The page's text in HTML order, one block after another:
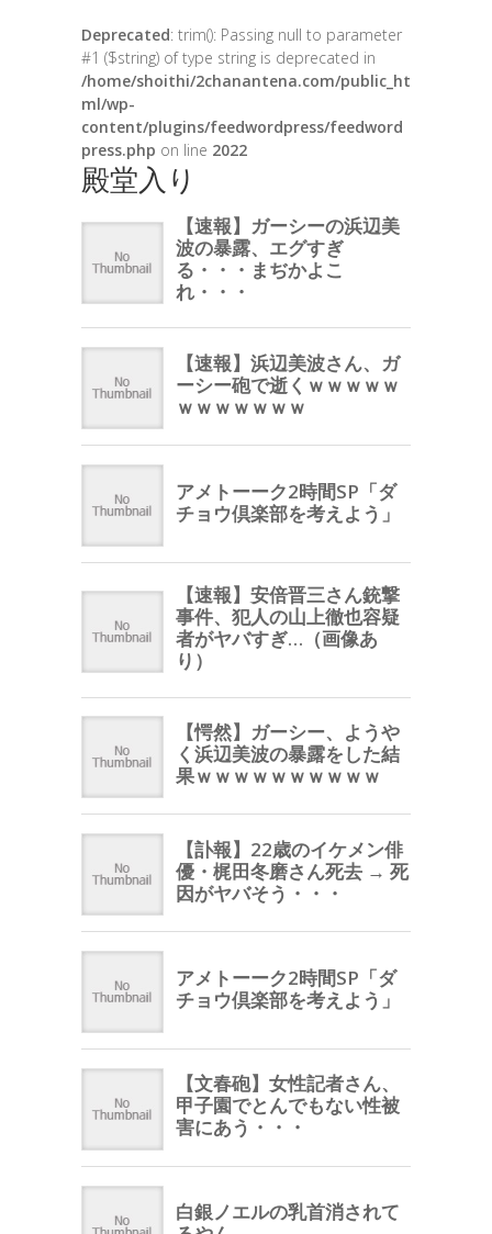
Deprecated: trim(): Passing null to parameter
#1 ($string) of type string is deprecated in
/home/shoithi/2chanantena.com/public_ht
ml/wp-
content/plugins/feedwordpress/feedword
press.php on line 2022
殿堂入り